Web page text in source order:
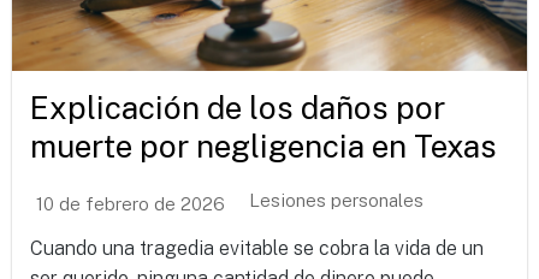
Explicación de los daños por
muerte por negligencia en Texas
10 de febrero de 2026 Lesiones personales
Cuando una tragedia evitable se cobra la vida de un